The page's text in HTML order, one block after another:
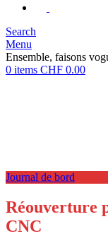
Search
Menu
Ensemble, faisons
0 items CHF 0.00
Journal de bord
Réouverture
CNC